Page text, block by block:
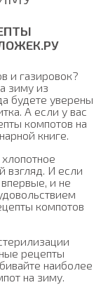
и газировок?
зиму из
будете уверены
А если у вас
компотов на
книге.
взгляд. И если
и не
компотов
рецепты
наиболее
на зиму.